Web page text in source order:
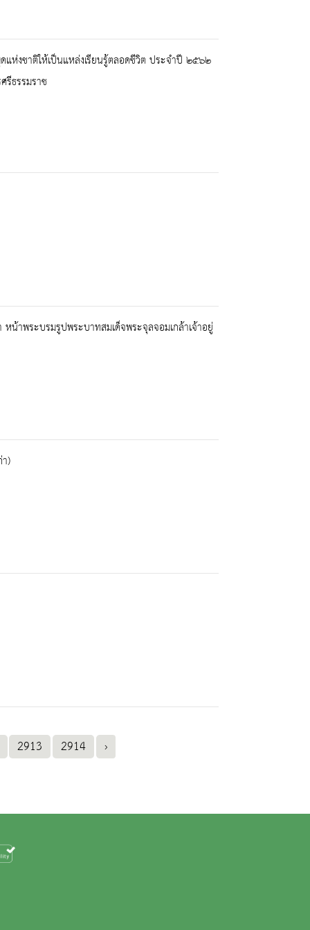
แห่งชาติให้เป็นแหล่งเรียนรู้ตลอดชีวิต ประจำปี ๒๕๖๒
ธรรมราช
าพระบรมรูปพระบาทสมเด็จพระจุลจอมเกล้าเจ้าอยู่
)
2913 2914 ›